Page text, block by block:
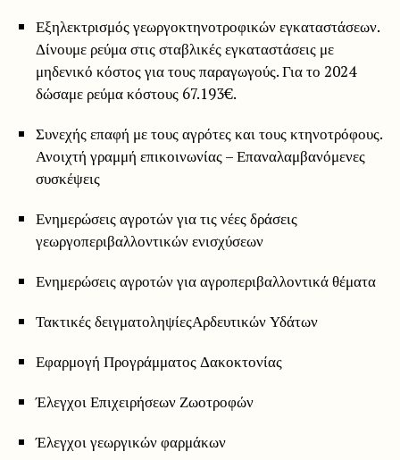
Εξηλεκτρισμός γεωργοκτηνοτροφικών εγκαταστάσεων.
Δίνουμε ρεύμα στις σταβλικές εγκαταστάσεις με
μηδενικό κόστος για τους παραγωγούς. Για το 2024
δώσαμε ρεύμα κόστους 67.193€.
Συνεχής επαφή με τους αγρότες και τους κτηνοτρόφους.
Ανοιχτή γραμμή επικοινωνίας – Επαναλαμβανόμενες
συσκέψεις
Ενημερώσεις αγροτών για τις νέες δράσεις
γεωργοπεριβαλλοντικών ενισχύσεων
Ενημερώσεις αγροτών για αγροπεριβαλλοντικά θέματα
Τακτικές δειγματοληψίεςΑρδευτικών Υδάτων
Εφαρμογή Προγράμματος Δακοκτονίας
Έλεγχοι Επιχειρήσεων Ζωοτροφών
Έλεγχοι γεωργικών φαρμάκων